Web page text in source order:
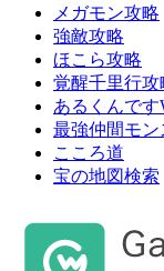
メガモン攻略
強敵攻略
ほこら攻略
覚醒千里行攻
あるくんです
最強仲間モン
こころ道
宝の地図検索